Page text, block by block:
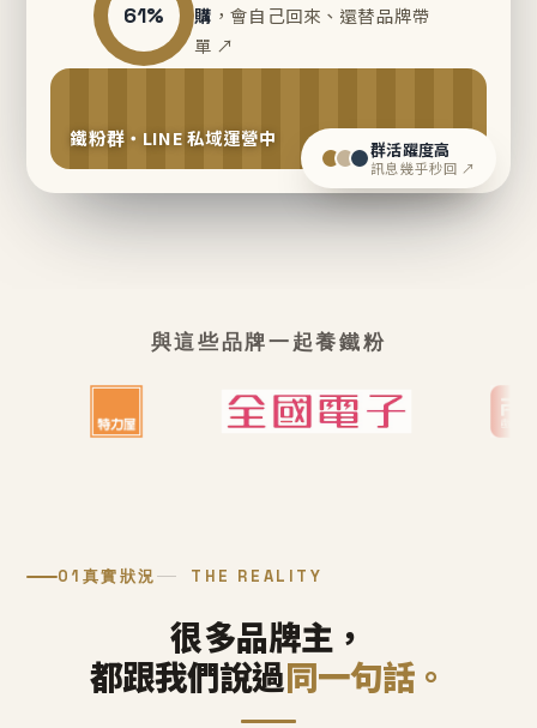
61%
購 ，會自己回來、還替品牌帶
單 ↗
鐵粉群・LINE 私域運營中 群活躍度高
訊息幾乎秒回 ↗
與這些品牌一起養鐵粉
01 真實狀況 THE REALITY
很多品牌主，
都跟我們說過同一句話。